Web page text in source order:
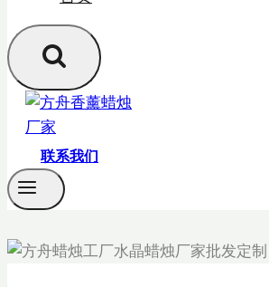
联系我们